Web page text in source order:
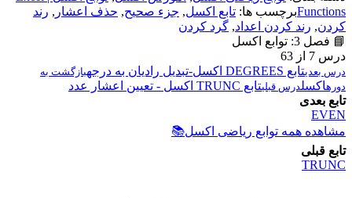
Functionsبرچسب ها: تابع اکسل, جزء صحیح, حذف اعشار , رند
کردن, رند کردن اعداد, گرد کردن
📘 فصل 3: توابع اکسل
درس 7 از 63
درس بعدیتابع DEGREES اکسل-تبدیل رادیان به درجه
بازگشت به
دورهاکسلدرس قبلیتابع TRUNC اکسل - تعیین اعشار عدد
تابع بعدی
EVEN
مشاهده همه توابع ریاضی اکسل📚
تابع قبلی
TRUNC